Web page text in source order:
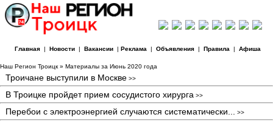
Главная| Новости| Вакансии| Реклама | Объявления| Правила | Афиша
Наш Регион Троицк » Материалы за Июнь 2020 года
Троичане выступили в Москве >>
В Троицке пройдет прием сосудистого хирурга >>
Перебои с электроэнергией случаются систематически... >>